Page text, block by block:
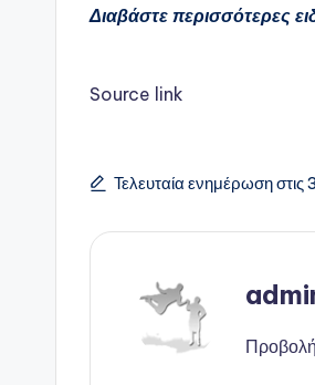
Διαβάστε περισσότερες
Source link
Τελευταία ενημέρωση